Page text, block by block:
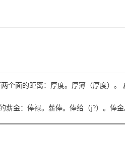
个面的距离：厚度。厚薄（厚度）。
薪金：俸禄。薪俸。俸给（j?）。俸